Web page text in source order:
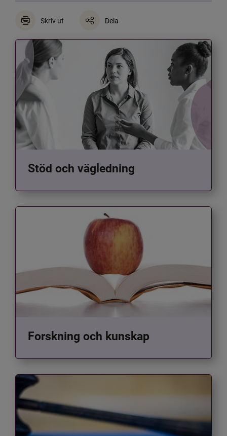
Skriv ut Dela
Stöd och vägledning
Forskning och kunskap